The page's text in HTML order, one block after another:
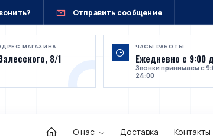
Отправить сообщение
МАГАЗИНА
8/1
ЧАСЫ РАБОТЫ
Ежедневно с 9:00
Звонки принимаем с
24:00
О нас Доставка Контакты